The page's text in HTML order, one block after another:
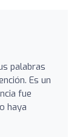
palabras
Es un
fue
haya